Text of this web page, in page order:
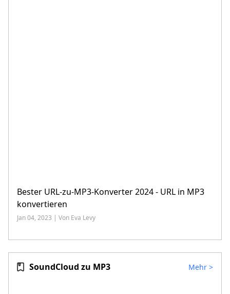
Bester URL-zu-MP3-Konverter 2024 - URL in MP3
konvertieren
Jan 04, 2023 | Von Eva Levy
SoundCloud zu MP3 Mehr >